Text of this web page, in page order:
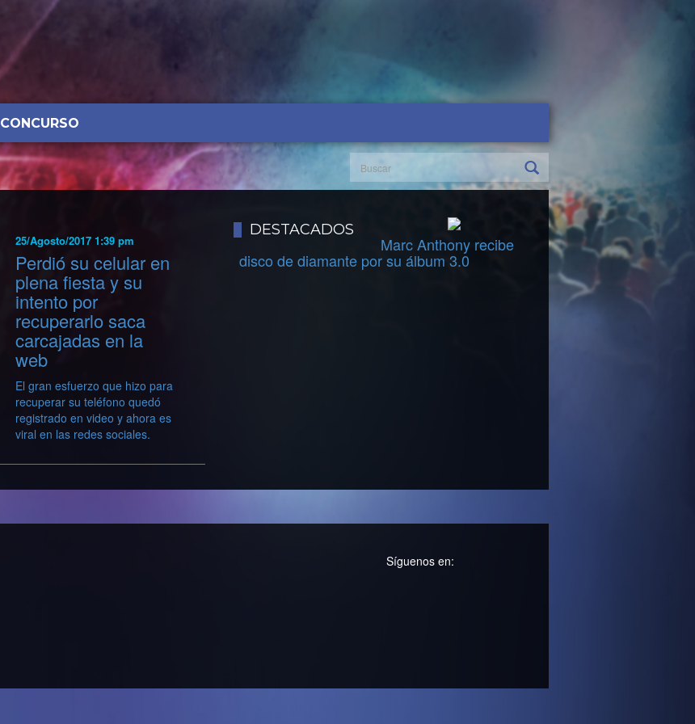
CONCURSO
25/Agosto/2017 1:39 pm
Perdió su celular en
plena fiesta y su
intento por
recuperarlo saca
carcajadas en la
web
El gran esfuerzo que hizo para
recuperar su teléfono quedó
registrado en video y ahora es
viral en las redes sociales.
DESTACADOS
Marc Anthony recibe
disco de diamante por su álbum 3.0
Síguenos en: